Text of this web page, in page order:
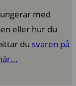
med
eller hur du
du svaren på